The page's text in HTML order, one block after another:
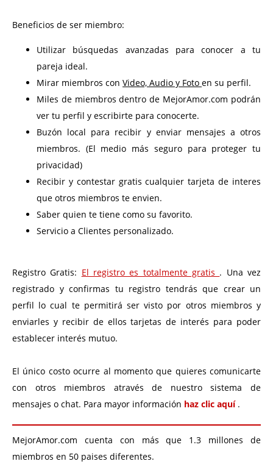
Beneficios de ser miembro:
Utilizar búsquedas avanzadas para conocer a tu
pareja ideal.
Mirar miembros con Video, Audio y Foto en su perfil.
Miles de miembros dentro de MejorAmor.com podrán
ver tu perfil y escribirte para conocerte.
Buzón local para recibir y enviar mensajes a otros
miembros. (El medio más seguro para proteger tu
privacidad)
Recibir y contestar gratis cualquier tarjeta de interes
que otros miembros te envien.
Saber quien te tiene como su favorito.
Servicio a Clientes personalizado.
Registro Gratis: El registro es totalmente gratis . Una vez
registrado y confirmas tu registro tendrás que crear un
perfil lo cual te permitirá ser visto por otros miembros y
enviarles y recibir de ellos tarjetas de interés para poder
establecer interés mutuo.
El único costo ocurre al momento que quieres comunicarte
con otros miembros através de nuestro sistema de
mensajes o chat. Para mayor información haz clic aquí .
MejorAmor.com cuenta con más que 1.3 millones de
miembros en 50 paises diferentes.